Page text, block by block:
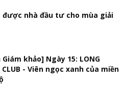
được nhà đầu tư cho mùa giải
khảo] Ngày 15: LONG
CLUB - Viên ngọc xanh của miền